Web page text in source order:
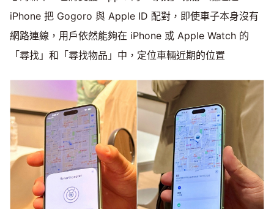
iPhone 把 Gogoro 與 Apple ID 配對，即使車子本身沒有
網路連線，用戶依然能夠在 iPhone 或 Apple Watch 的
「尋找」和「尋找物品」中，定位車輛近期的位置